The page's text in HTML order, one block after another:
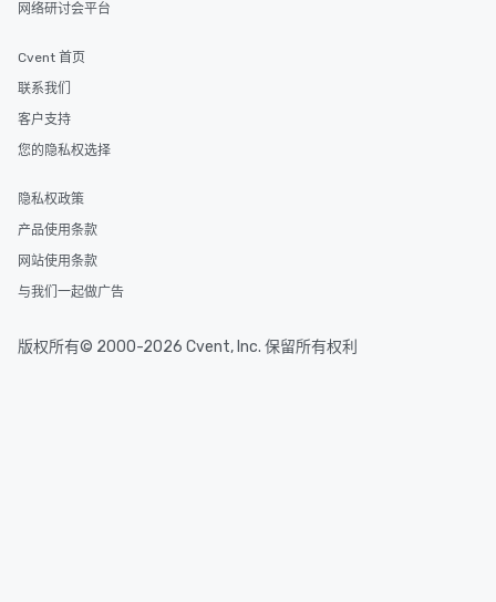
网络研讨会平台
Cvent 首页
联系我们
客户支持
您的隐私权选择
隐私权政策
产品使用条款
网站使用条款
与我们一起做广告
版权所有© 2000-2026 Cvent, Inc. 保留所有权利